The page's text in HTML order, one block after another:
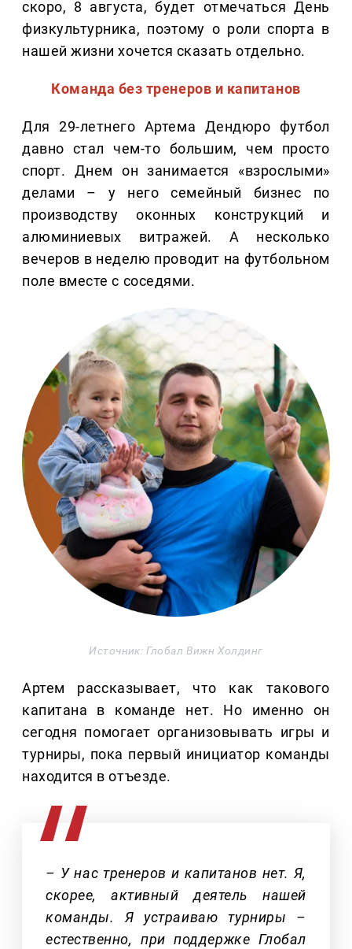
скоро, 8 августа, будет отмечаться День
физкультурника, поэтому о роли спорта в
нашей жизни хочется сказать отдельно.
Команда без тренеров и капитанов
Для 29-летнего Артема Дендюро футбол
давно стал чем-то большим, чем просто
спорт. Днем он занимается «взрослыми»
делами – у него семейный бизнес по
производству оконных конструкций и
алюминиевых витражей. А несколько
вечеров в неделю проводит на футбольном
поле вместе с соседями.
Источник: Глобал Вижн Холдинг
Артем рассказывает, что как такового
капитана в команде нет. Но именно он
сегодня помогает организовывать игры и
турниры, пока первый инициатор команды
находится в отъезде.
– У нас тренеров и капитанов нет. Я,
скорее, активный деятель нашей
команды. Я устраиваю турниры –
естественно, при поддержке Глобал